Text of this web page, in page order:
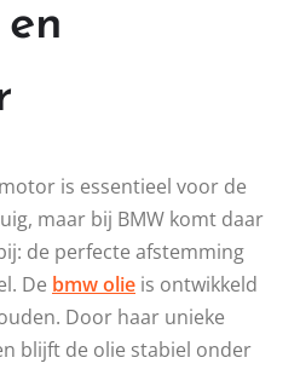
is essentieel voor de
maar bij BMW komt daar
de perfecte afstemming
De bmw olie is ontwikkeld
Door haar unieke
blijft de olie stabiel onder